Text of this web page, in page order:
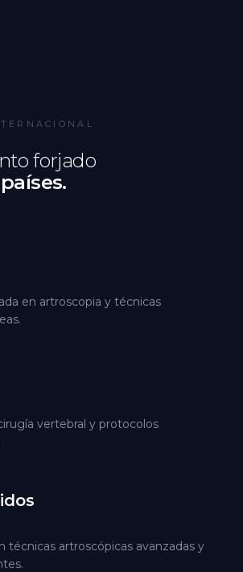
forjado
en artroscopia y técnicas
vertebral y protocolos
técnicas artroscópicas avanzadas y